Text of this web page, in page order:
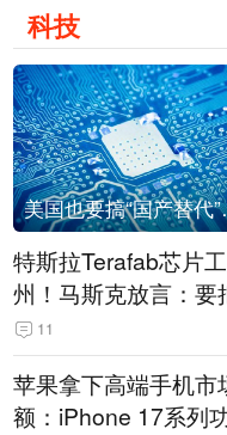
科技
美国也
特斯拉Terafab芯片
州！马斯克放言：要
回美国
11
苹果拿下高端手机市
额：iPhone 17系列